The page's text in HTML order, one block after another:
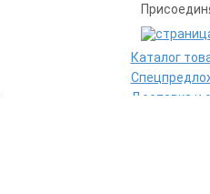
Каталог
Доставка и